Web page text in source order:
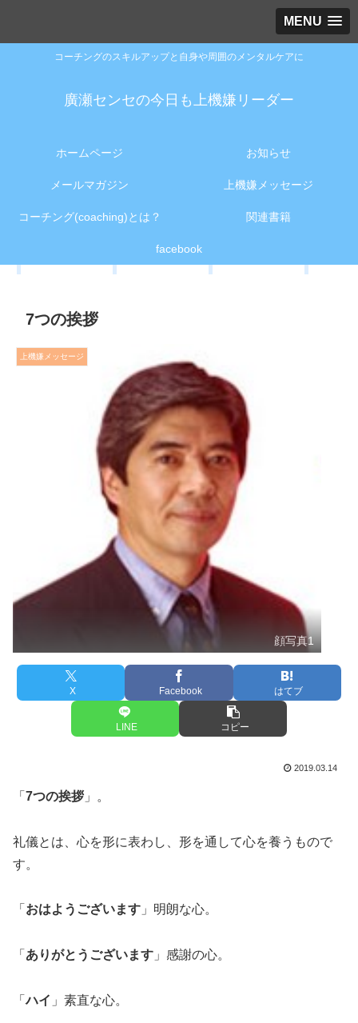
MENU
コーチングのスキルアップと自身や周囲のメンタルケアに
廣瀬センセの今日も上機嫌リーダー
ホームページ お知らせ
メールマガジン 上機嫌メッセージ
コーチング(coaching)とは？ 関連書籍
facebook
7つの挨拶
上機嫌メッセージ
顔写真1
X Facebook はてブ
LINE コピー
2019.03.14
「 7つの挨拶」。
礼儀とは、心を形に表わし、形を通して心を養うもので
す。
「 おはようございます 」明朗な心。
「 ありがとうございます 」感謝の心。
「ハイ 」素直な心。